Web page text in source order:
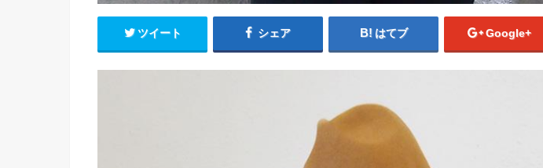
ツイート シェア はてブ Google+